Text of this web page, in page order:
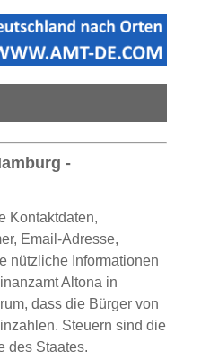
-
Kontaktdaten,
Email-Adresse,
nützliche Informationen
Altona in
dass die Bürger von
Steuern sind die
des Staates.